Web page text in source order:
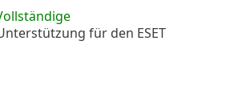
für den ESET